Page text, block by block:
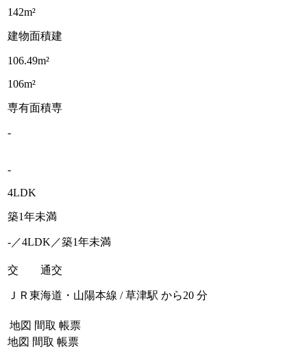
142m²
建物面積建
106.49m²
106m²
専有面積専
-
-
4LDK
築1年未満
-／4LDK／築1年未満
交 通交
ＪＲ東海道・山陽本線 / 草津駅 から20 分
地図 間取 帳票
地図 間取 帳票